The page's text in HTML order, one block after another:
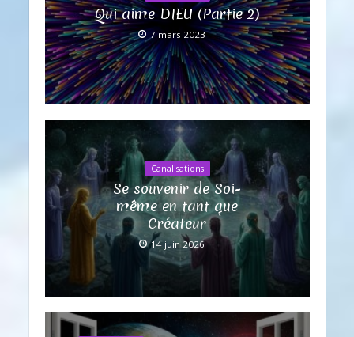
Qui aime DIEU (Partie 2)
7 mars 2023
Canalisations
Se souvenir de Soi-
même en tant que
Créateur
14 juin 2026